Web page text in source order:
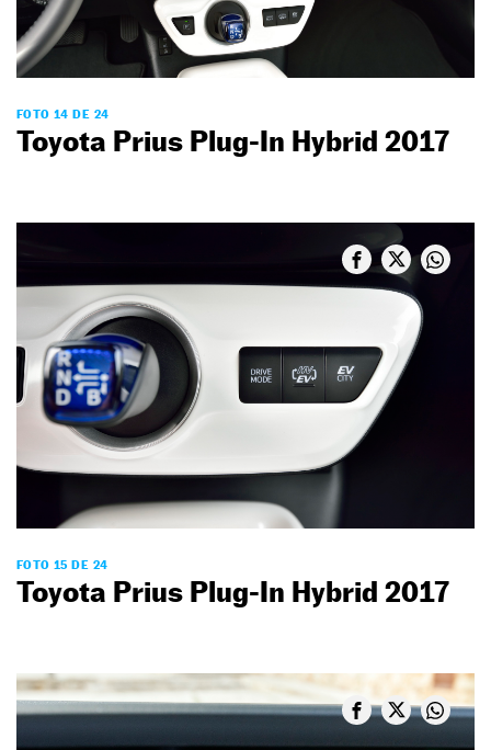
FOTO 14 DE 24
Toyota Prius Plug-In Hybrid 2017
FOTO 15 DE 24
Toyota Prius Plug-In Hybrid 2017